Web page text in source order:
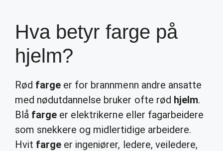
Hva betyr farge på
hjelm?
Rød farge er for brannmenn andre ansatte
med nødutdannelse bruker ofte rød hjelm.
Blå farge er elektrikerne eller fagarbeidere
som snekkere og midlertidige arbeidere.
Hvit farge er ingeniører, ledere, veiledere,